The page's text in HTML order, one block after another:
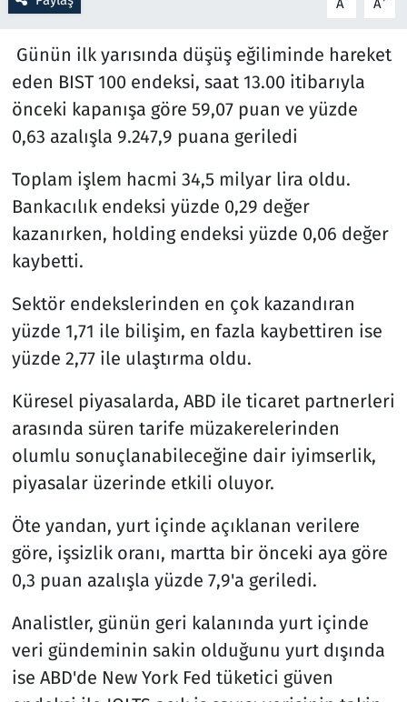
A A
Günün ilk yarısında düşüş eğiliminde hareket
eden BIST 100 endeksi, saat 13.00 itibarıyla
önceki kapanışa göre 59,07 puan ve yüzde
0,63 azalışla 9.247,9 puana geriledi
Toplam işlem hacmi 34,5 milyar lira oldu.
Bankacılık endeksi yüzde 0,29 değer
kazanırken, holding endeksi yüzde 0,06 değer
kaybetti.
Sektör endekslerinden en çok kazandıran
yüzde 1,71 ile bilişim, en fazla kaybettiren ise
yüzde 2,77 ile ulaştırma oldu.
Küresel piyasalarda, ABD ile ticaret partnerleri
arasında süren tarife müzakerelerinden
olumlu sonuçlanabileceğine dair iyimserlik,
piyasalar üzerinde etkili oluyor.
Öte yandan, yurt içinde açıklanan verilere
göre, işsizlik oranı, martta bir önceki aya göre
0,3 puan azalışla yüzde 7,9'a geriledi.
Analistler, günün geri kalanında yurt içinde
veri gündeminin sakin olduğunu yurt dışında
ise ABD'de New York Fed tüketici güven
Savunma Sanayi
Seçim 2023
Spor
Teknoloji ve Bilim
Televizyon